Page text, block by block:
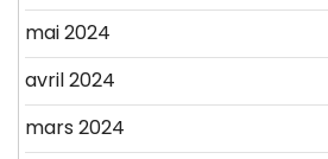
mai 2024
avril 2024
mars 2024